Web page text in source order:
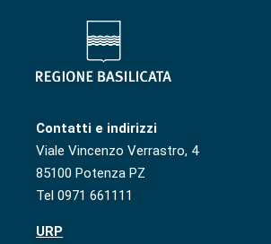
Contatti e indirizzi
Viale Vincenzo Verrastro, 4
85100 Potenza PZ
Tel 0971 661111
URP